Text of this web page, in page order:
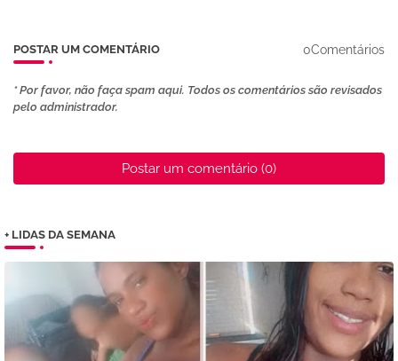
POSTAR UM COMENTÁRIO 0Comentários
* Por favor, não faça spam aqui. Todos os comentários são revisados ​​
pelo administrador.
Postar um comentário (0)
+ LIDAS DA SEMANA